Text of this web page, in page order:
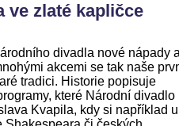
ve zlaté kapličce
divadla nové nápady
akcemi se tak naše
tradici. Historie popisuje
které Národní divadlo
Kvapila, kdy si například